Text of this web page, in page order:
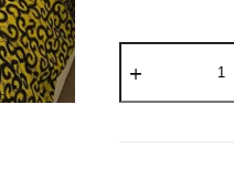
quantité
de
Ebène